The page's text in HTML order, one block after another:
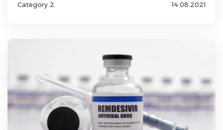
Category 2 14.08.2021